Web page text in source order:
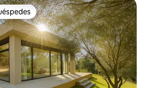
entre huéspedes